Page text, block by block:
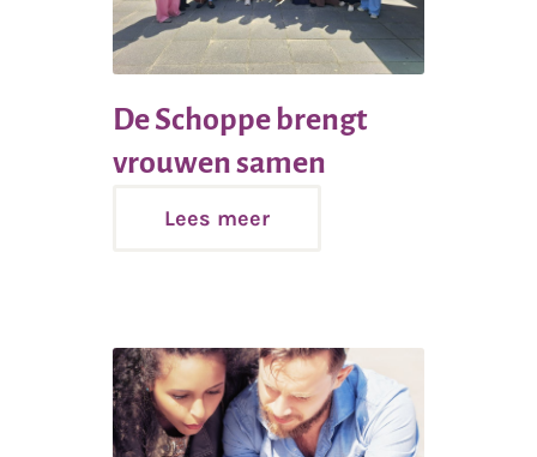
De Schoppe brengt
vrouwen samen
Lees meer